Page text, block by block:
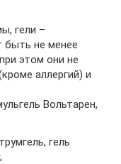
гели –
быть не менее
этом они не
аллергий) и
Вольтарен,
гель